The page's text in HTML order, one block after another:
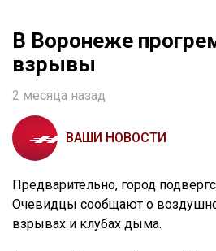
В Воронеже
взрывы
2 месяца назад
ВАШИ НОВОСТИ
Предварительно, город
Очевидцы сообщают о
взрывах и клубах дыма.